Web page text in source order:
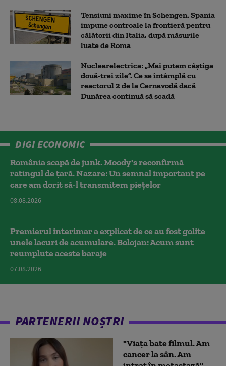
Tensiuni maxime în Schengen. Spania
impune controale la frontieră pentru
călătorii din Italia, după măsurile
luate de Roma
Nuclearelectrica: „Mai putem câștiga
două-trei zile”. Ce se întâmplă cu
reactorul 2 de la Cernavodă dacă
Dunărea continuă să scadă
DIGI ECONOMIC
România scapă de junk. Moody's reconfirmă
ratingul de țară. Nazare: Un semnal important pe
care am dorit să-l transmitem piețelor
08.08.2026
Premierul interimar a explicat de ce au fost golite
unele lacuri de acumulare. Bolojan: Acum sunt
reumplute aceste baraje
07.08.2026
PARTENERII NOȘTRI
"Viața bate filmul. Am
cancer la sân. Am